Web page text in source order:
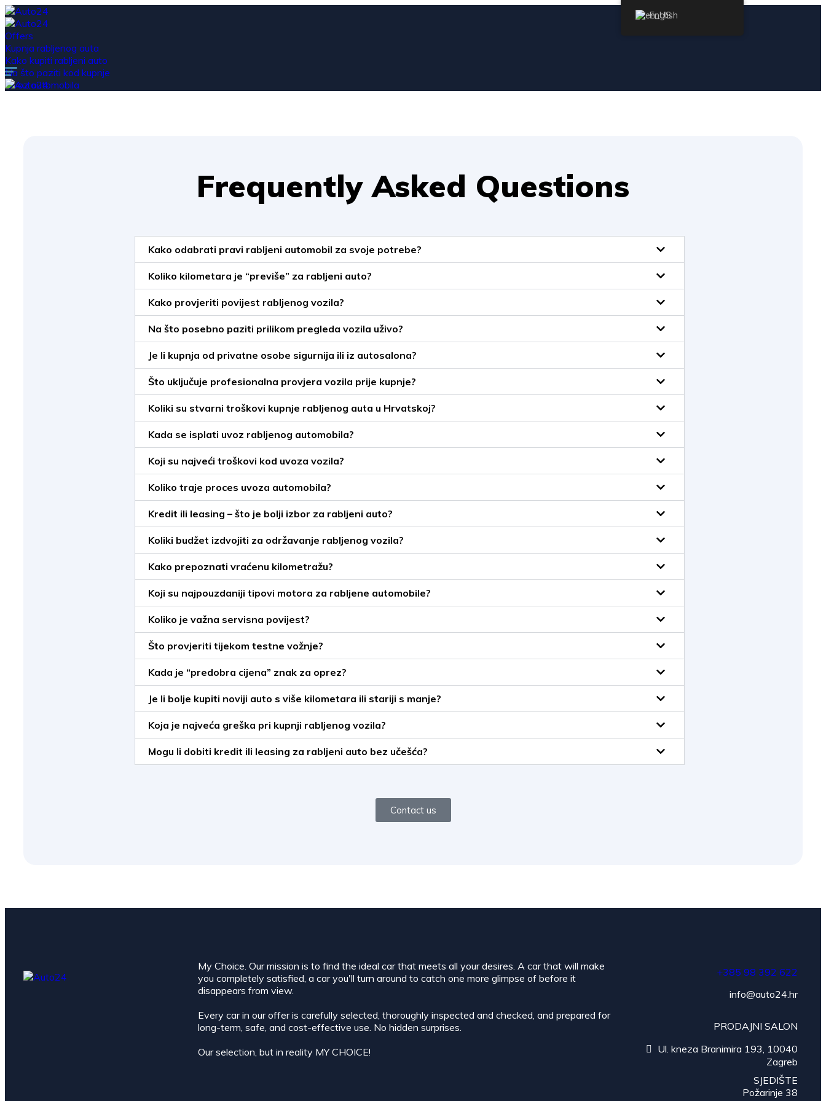
Offers
Kupnja rabljenog auta
Kako kupiti rabljeni auto
Na što paziti kod kupnje
Uvoz automobila
Frequently Asked Questions
Kako odabrati pravi rabljeni automobil za svoje potrebe?
Koliko kilometara je “previše” za rabljeni auto?
Kako provjeriti povijest rabljenog vozila?
Na što posebno paziti prilikom pregleda vozila uživo?
Je li kupnja od privatne osobe sigurnija ili iz autosalona?
Što uključuje profesionalna provjera vozila prije kupnje?
Koliki su stvarni troškovi kupnje rabljenog auta u Hrvatskoj?
Kada se isplati uvoz rabljenog automobila?
Koji su najveći troškovi kod uvoza vozila?
Koliko traje proces uvoza automobila?
Kredit ili leasing – što je bolji izbor za rabljeni auto?
Koliki budžet izdvojiti za održavanje rabljenog vozila?
Kako prepoznati vraćenu kilometražu?
Koji su najpouzdaniji tipovi motora za rabljene automobile?
Koliko je važna servisna povijest?
Što provjeriti tijekom testne vožnje?
Kada je “predobra cijena” znak za oprez?
Je li bolje kupiti noviji auto s više kilometara ili stariji s manje?
Koja je najveća greška pri kupnji rabljenog vozila?
Mogu li dobiti kredit ili leasing za rabljeni auto bez učešća?
Contact us
My Choice. Our mission is to find the ideal car that meets all your desires. A car that will make
you completely satisfied, a car you'll turn around to catch one more glimpse of before it
disappears from view.
Every car in our offer is carefully selected, thoroughly inspected and checked, and prepared for
long-term, safe, and cost-effective use. No hidden surprises.
Our selection, but in reality MY CHOICE!
+385 98 392 622
info@auto24.hr
PRODAJNI SALON
Ul. kneza Branimira 193, 10040
Zagreb
SJEDIŠTE
Požarinje 38
English